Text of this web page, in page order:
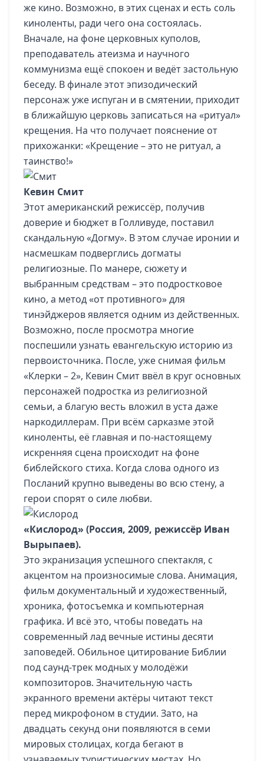
же кино. Возможно, в этих сценах и есть соль
киноленты, ради чего она состоялась.
Вначале, на фоне церковных куполов,
преподаватель атеизма и научного
коммунизма ещё спокоен и ведёт застольную
беседу. В финале этот эпизодический
персонаж уже испуган и в смятении, приходит
в ближайшую церковь записаться на «ритуал»
крещения. На что получает пояснение от
прихожанки: «Крещение – это не ритуал, а
таинство!»
Кевин Смит
Этот американский режиссёр, получив
доверие и бюджет в Голливуде, поставил
скандальную «Догму». В этом случае иронии и
насмешкам подверглись догматы
религиозные. По манере, сюжету и
выбранным средствам – это подростковое
кино, а метод «от противного» для
тинэйджеров является одним из действенных.
Возможно, после просмотра многие
поспешили узнать евангельскую историю из
первоисточника. После, уже снимая фильм
«Клерки – 2», Кевин Смит ввёл в круг основных
персонажей подростка из религиозной
семьи, а благую весть вложил в уста даже
наркодиллерам. При всём сарказме этой
киноленты, её главная и по-настоящему
искренняя сцена происходит на фоне
библейского стиха. Когда слова одного из
Посланий крупно выведены во всю стену, а
герои спорят о силе любви.
«Кислород» (Россия, 2009, режиссёр Иван
Вырыпаев).
Это экранизация успешного спектакля, с
акцентом на произносимые слова. Анимация,
фильм документальный и художественный,
хроника, фотосъемка и компьютерная
графика. И всё это, чтобы поведать на
современный лад вечные истины десяти
заповедей. Обильное цитирование Библии
под саунд-трек модных у молодёжи
композиторов. Значительную часть
экранного времени актёры читают текст
перед микрофоном в студии. Зато, на
двадцать секунд они появляются в семи
мировых столицах, когда бегают в